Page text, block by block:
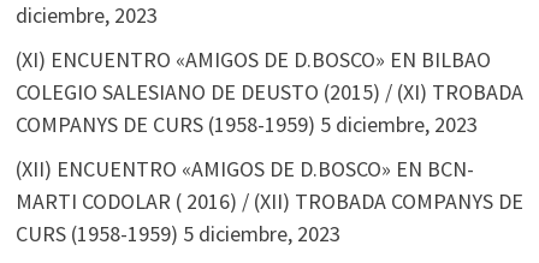
diciembre, 2023
(XI) ENCUENTRO «AMIGOS DE D.BOSCO» EN BILBAO
COLEGIO SALESIANO DE DEUSTO (2015) / (XI) TROBADA
COMPANYS DE CURS (1958-1959) 5 diciembre, 2023
(XII) ENCUENTRO «AMIGOS DE D.BOSCO» EN BCN-
MARTI CODOLAR ( 2016) / (XII) TROBADA COMPANYS DE
CURS (1958-1959) 5 diciembre, 2023